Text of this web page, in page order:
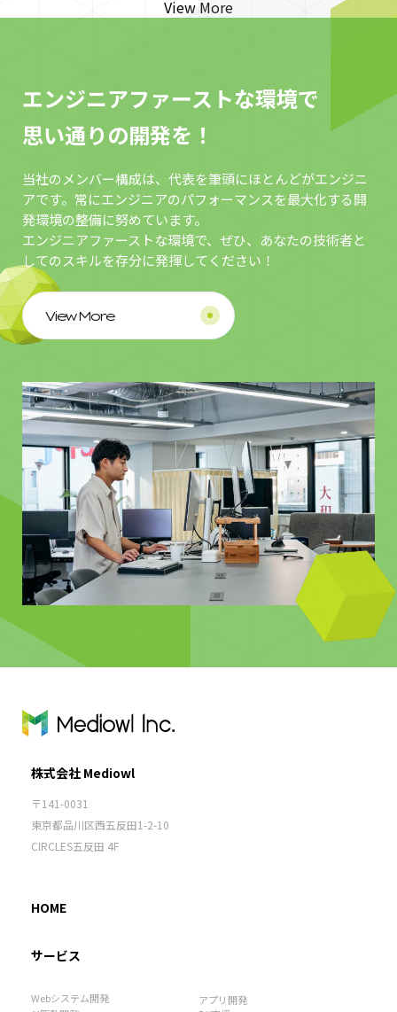
View More
エンジニアファーストな環境で
思い通りの開発を！
当社のメンバー構成は、代表を筆頭にほとんどがエンジニ
アです。常にエンジニアのパフォーマンスを最大化する開
発環境の整備に努めています。
エンジニアファーストな環境で、ぜひ、あなたの技術者と
してのスキルを存分に発揮してください！
View More
株式会社 Mediowl
〒141-0031
東京都品川区西五反田1-2-10
CIRCLES五反田 4F
HOME
サービス
Webシステム開発
アプリ開発